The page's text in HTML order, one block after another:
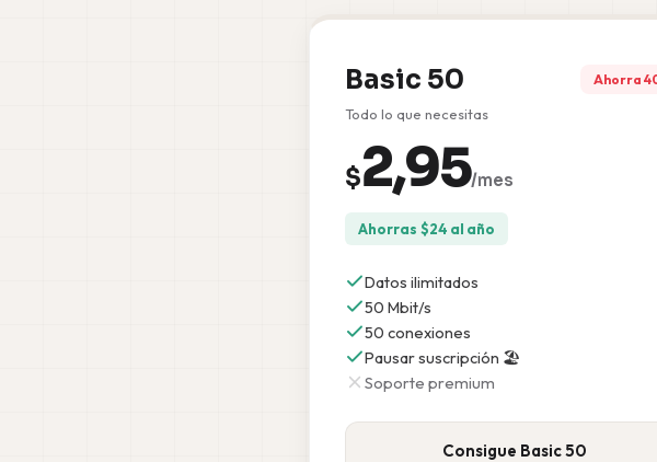
Basic 50 Ahorra
Todo lo que necesitas
$2,95/mes
Ahorras $24 al año
Datos ilimitados
50 Mbit/s
50 conexiones
Pausar suscripción 🏖️
Soporte premium
Consigue Basic 50